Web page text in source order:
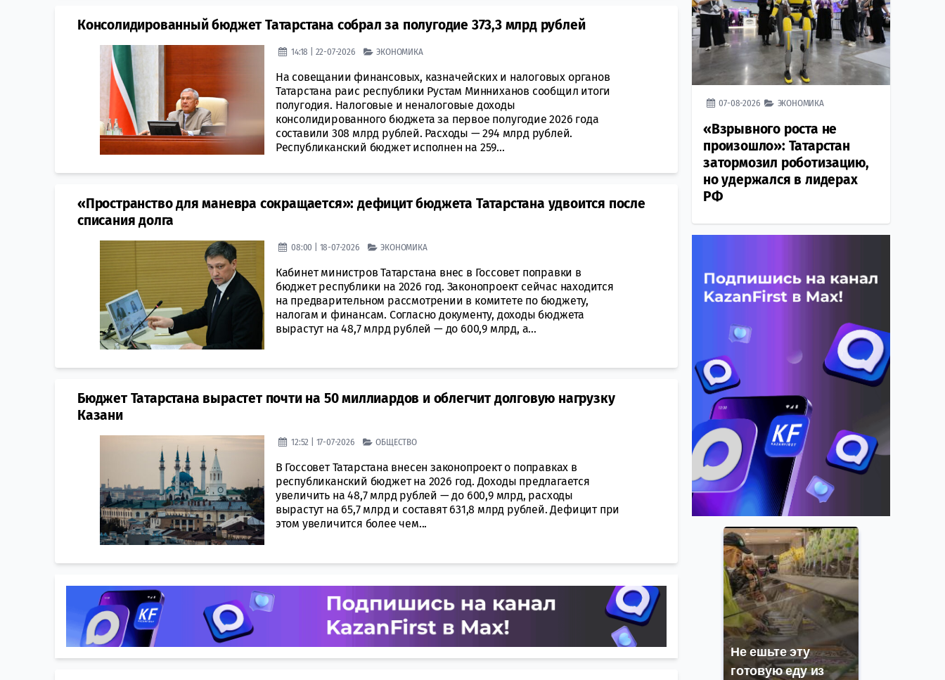
Консолидированный бюджет Татарстана собрал за полугодие 373,3 млрд рублей
14:18 | 22-07-2026 ЭКОНОМИКА
На совещании финансовых, казначейских и налоговых органов
Татарстана раис республики Рустам Минниханов сообщил итоги
полугодия. Налоговые и неналоговые доходы
консолидированного бюджета за первое полугодие 2026 года
составили 308 млрд рублей. Расходы — 294 млрд рублей.
Республиканский бюджет исполнен на 259...
«Пространство для маневра сокращается»: дефицит бюджета Татарстана удвоится после
списания долга
08:00 | 18-07-2026 ЭКОНОМИКА
Кабинет министров Татарстана внес в Госсовет поправки в
бюджет республики на 2026 год. Законопроект сейчас находится
на предварительном рассмотрении в комитете по бюджету,
налогам и финансам. Согласно документу, доходы бюджета
вырастут на 48,7 млрд рублей — до 600,9 млрд, а...
Бюджет Татарстана вырастет почти на 50 миллиардов и облегчит долговую нагрузку
Казани
12:52 | 17-07-2026 ОБЩЕСТВО
В Госсовет Татарстана внесен законопроект о поправках в
республиканский бюджет на 2026 год. Доходы предлагается
увеличить на 48,7 млрд рублей — до 600,9 млрд, расходы
вырастут на 65,7 млрд и составят 631,8 млрд рублей. Дефицит при
этом увеличится более чем...
07-08-2026 ЭКОНОМИКА
«Взрывного роста не
произошло»: Татарстан
затормозил роботизацию,
но удержался в лидерах
РФ
Не ешьте эту
готовую еду из